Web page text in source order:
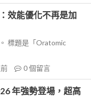
效能優化不再是加
標題是「Oratomic
0個留言
年強勢登場，超高